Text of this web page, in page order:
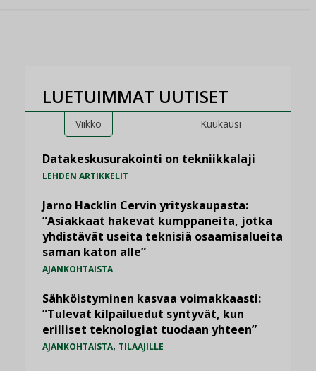
LUETUIMMAT UUTISET
Viikko Kuukausi
Datakeskusurakointi on tekniikkalaji
LEHDEN ARTIKKELIT
Jarno Hacklin Cervin yrityskaupasta:
”Asiakkaat hakevat kumppaneita, jotka
yhdistävät useita teknisiä osaamisalueita
saman katon alle”
AJANKOHTAISTA
Sähköistyminen kasvaa voimakkaasti:
”Tulevat kilpailuedut syntyvät, kun
erilliset teknologiat tuodaan yhteen”
AJANKOHTAISTA, TILAAJILLE